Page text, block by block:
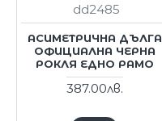
dd2485
АСИМЕТРИЧНА ДЪЛГА
ОФИЦИАЛНА ЧЕРНА
РОКЛЯ ЕДНО РАМО
387.00лв.